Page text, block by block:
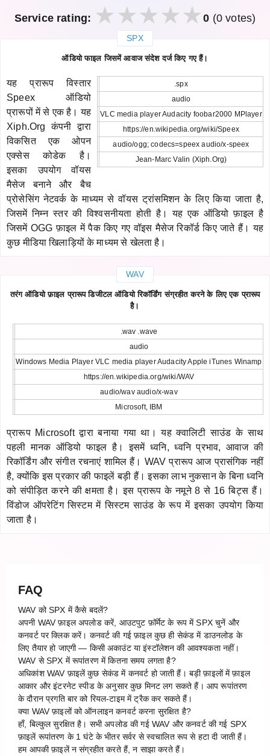
Service rating: 0 (0 votes)
SPX
ऑडियो फाइल जिसमें आवाज संदेश दर्ज किए गए हैं।
.spx
audio
VLC media player Audacity foobar2000 MPlayer
https://en.wikipedia.org/wiki/Speex
audio/ogg; codecs=speex audio/x-speex
Jean-Marc Valin (Xiph.Org)
यह प्रारूप विस्तार
Speex ऑडियो
प्रारूपों में से एक है। यह
Xiph.Org कंपनी द्वारा
विकसित एक ओपन
एक्सेस कोडेक है।
इसका उपयोग वॉयस
मैसेज बनाने और बैच
प्रोसेसिंग नेटवर्क के माध्यम से वॉयस ट्रांसमिशन के लिए किया जाता है,
जिसमें निम्न स्तर की विश्वसनीयता होती है। यह एक ऑडियो फ़ाइल है
जिसमें OGG फ़ाइल में पैक किए गए वॉइस मैसेज रिकॉर्ड किए जाते हैं। यह
कुछ मीडिया खिलाड़ियों के माध्यम से खेलता है।
WAV
तरंग ऑडियो फ़ाइल प्रारूप डिजीटल ऑडियो रिकॉर्डिंग संग्रहीत करने के लिए एक प्रारूप
है।
.wav .wave
audio
Windows Media Player VLC media player Audacity Apple iTunes Winamp
https://en.wikipedia.org/wiki/WAV
audio/wav audio/x-wav
Microsoft, IBM
प्रारूप Microsoft द्वारा बनाया गया था। यह क्वालिटी साउंड के साथ
पहली मानक ऑडियो फाइल है। इसमें ध्वनि, ध्वनि प्रभाव, आवाज की
रिकॉर्डिंग और संगीत रचनाएं शामिल हैं। WAV प्रारूप आज प्रासंगिक नहीं
है, क्योंकि इस प्रकार की फाइलें बड़ी हैं। इसका लाभ नुकसान के बिना ध्वनि
को संपीड़ित करने की क्षमता है। इस प्रारूप के नमूने 8 से 16 बिट्स हैं।
विंडोज ऑपरेटिंग सिस्टम में सिस्टम साउंड के रूप में इसका उपयोग किया
जाता है।
FAQ
WAV को SPX में कैसे बदलें?
अपनी WAV फ़ाइल अपलोड करें, आउटपुट फ़ॉर्मेट के रूप में SPX चुनें और
कनवर्ट पर क्लिक करें। कनवर्ट की गई फ़ाइल कुछ ही सेकंड में डाउनलोड के
लिए तैयार हो जाएगी — किसी अकाउंट या इंस्टॉलेशन की आवश्यकता नहीं।
WAV से SPX में रूपांतरण में कितना समय लगता है?
अधिकांश WAV फ़ाइलें कुछ सेकंड में कनवर्ट हो जाती हैं। बड़ी फ़ाइलों में फ़ाइल
आकार और इंटरनेट स्पीड के अनुसार कुछ मिनट लग सकते हैं। आप रूपांतरण
के दौरान प्रगति बार को रियल-टाइम में ट्रैक कर सकते हैं।
क्या WAV फ़ाइलों को ऑनलाइन कनवर्ट करना सुरक्षित है?
हाँ, बिल्कुल सुरक्षित है। सभी अपलोड की गई WAV और कनवर्ट की गई SPX
फ़ाइलें रूपांतरण के 1 घंटे के भीतर सर्वर से स्वचालित रूप से हटा दी जाती हैं।
हम आपकी फ़ाइलें न संग्रहीत करते हैं, न साझा करते हैं।